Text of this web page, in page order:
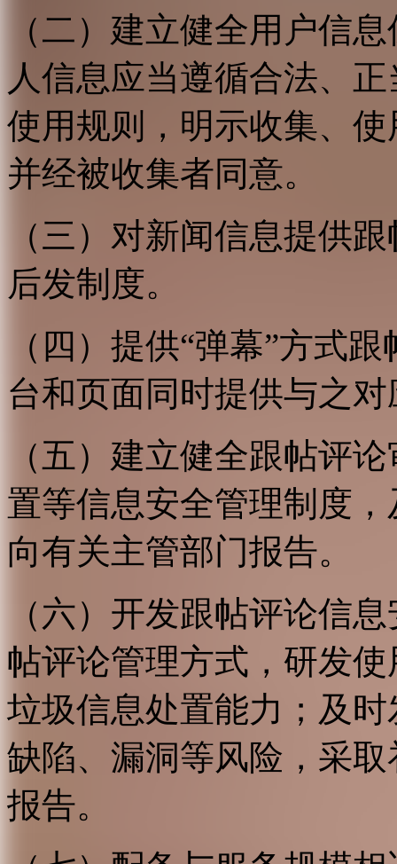
（二）建立健全用户信
人信息应当遵循合法、
使用规则，明示收集、
并经被收集者同意。
（三）对新闻信息提供
后发制度。
（四）提供“弹幕”方式
台和页面同时提供与之
（五）建立健全跟帖评
置等信息安全管理制度
向有关主管部门报告。
（六）开发跟帖评论信
帖评论管理方式，研发
垃圾信息处置能力；及
缺陷、漏洞等风险，采
报告。